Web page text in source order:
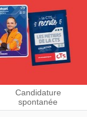
Candidature
spontanée